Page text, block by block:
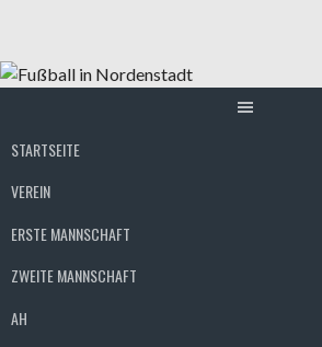
Inhalt
STARTSEITE
VEREIN
ERSTE MANNSCHAFT
ZWEITE MANNSCHAFT
AH